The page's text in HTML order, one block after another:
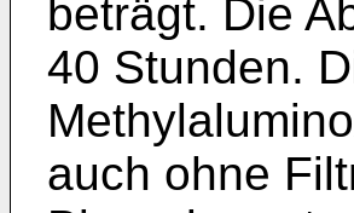
beträgt. Die
40 Stunden.
auch ohne